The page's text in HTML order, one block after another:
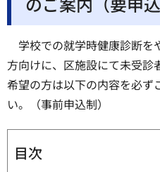
学校での就学時健康診断を
方向けに、区施設にて未受診
希望の方は以下の内容を必ず
い。（事前申込制）
目次